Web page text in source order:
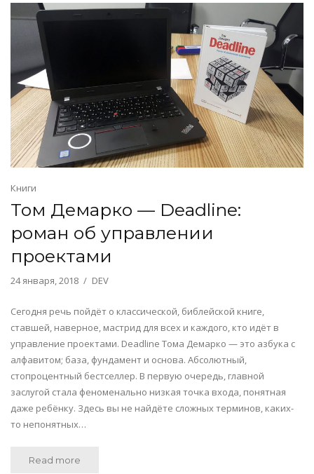
Книги
Том Демарко — Deadline:
роман об управлении
проектами
24 января, 2018 DEV
Сегодня речь пойдёт о классической, библейской книге,
ставшей, наверное, мастрид для всех и каждого, кто идёт в
управление проектами. Deadline Тома Демарко — это азбука с
алфавитом; база, фундамент и основа. Абсолютный,
стопроцентный бестселлер. В первую очередь, главной
заслугой стала феноменально низкая точка входа, понятная
даже ребёнку. Здесь вы не найдёте сложных терминов, каких-
то непонятных…
Read more